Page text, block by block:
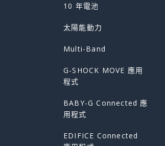
10 年電池
太陽能動力
Multi-Band
G-SHOCK MOVE 應用
程式
BABY-G Connected 應
用程式
EDIFICE Connected